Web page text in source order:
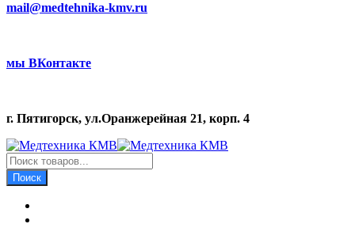
mail@medtehnika-kmv.ru
мы ВКонтакте
г. Пятигорск, ул.Оранжерейная 21, корп. 4
Поиск
товаров
Поиск